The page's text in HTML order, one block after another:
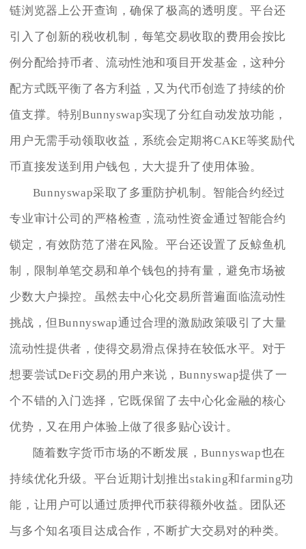
链浏览器上公开查询，确保了极高的透明度。平台还
引入了创新的税收机制，每笔交易收取的费用会按比
例分配给持币者、流动性池和项目开发基金，这种分
配方式既平衡了各方利益，又为代币创造了持续的价
值支撑。特别Bunnyswap实现了分红自动发放功能，
用户无需手动领取收益，系统会定期将CAKE等奖励代
币直接发送到用户钱包，大大提升了使用体验。
Bunnyswap采取了多重防护机制。智能合约经过
专业审计公司的严格检查，流动性资金通过智能合约
锁定，有效防范了潜在风险。平台还设置了反鲸鱼机
制，限制单笔交易和单个钱包的持有量，避免市场被
少数大户操控。虽然去中心化交易所普遍面临流动性
挑战，但Bunnyswap通过合理的激励政策吸引了大量
流动性提供者，使得交易滑点保持在较低水平。对于
想要尝试DeFi交易的用户来说，Bunnyswap提供了一
个不错的入门选择，它既保留了去中心化金融的核心
优势，又在用户体验上做了很多贴心设计。
随着数字货币市场的不断发展，Bunnyswap也在
持续优化升级。平台近期计划推出staking和farming功
能，让用户可以通过质押代币获得额外收益。团队还
与多个知名项目达成合作，不断扩大交易对的种类。